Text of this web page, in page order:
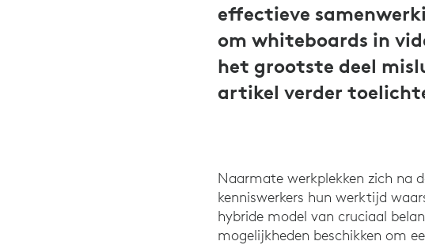
effectieve
om whiteboards in
het grootste deel
artikel verder
Naarmate werkplekken zich na
kenniswerkers hun werktijd
hybride model van cruciaal
mogelijkheden beschikken om